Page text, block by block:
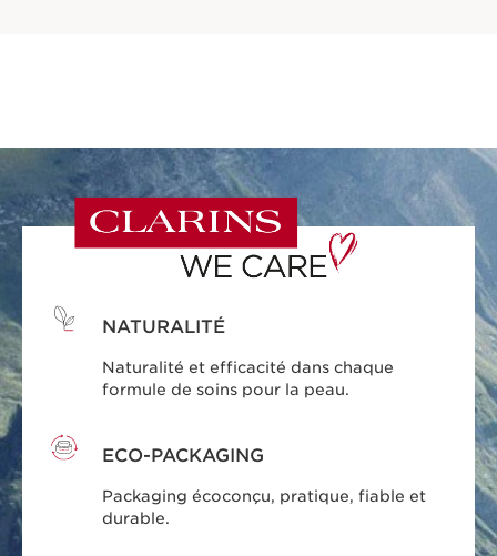
NATURALITÉ
Naturalité et efficacité dans chaque
formule de soins pour la peau.
ECO-PACKAGING
Packaging écoconçu, pratique, fiable et
durable.